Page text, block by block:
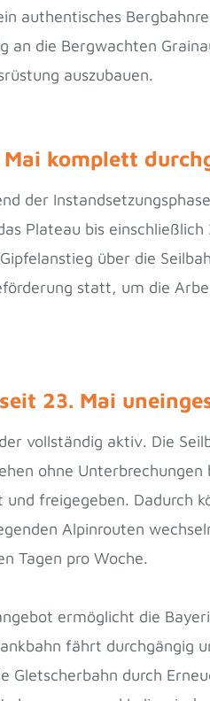
authentisches
an die Bergwachten
auszubauen.
komplett
der
Plateau bis
über die
statt, um die
23. Mai
vollständig aktiv. Die
ohne
freigegeben. Dadurch
Alpinrouten
Tagen pro Woche.
ermöglicht die
fährt durchgängig
Gletscherbahn durch